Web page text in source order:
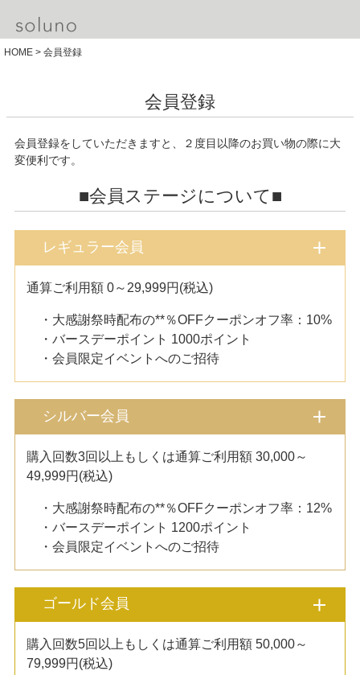
HOME 会員登録
会員登録
会員登録をしていただきますと、２度目以降のお買い物の際に大
変便利です。
■会員ステージについて■
レギュラー会員
通算ご利用額 0～29,999円(税込)
・大感謝祭時配布の**％OFFクーポンオフ率：10%
・バースデーポイント 1000ポイント
・会員限定イベントへのご招待
シルバー会員
購入回数3回以上もしくは通算ご利用額 30,000～
49,999円(税込)
・大感謝祭時配布の**％OFFクーポンオフ率：12%
・バースデーポイント 1200ポイント
・会員限定イベントへのご招待
ゴールド会員
購入回数5回以上もしくは通算ご利用額 50,000～
79,999円(税込)